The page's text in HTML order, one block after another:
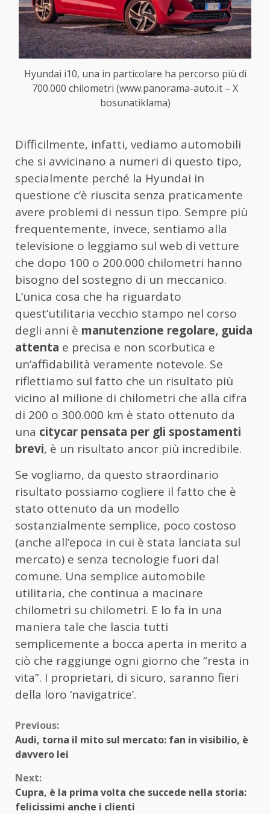
Hyundai i10, una in particolare ha percorso più di
700.000 chilometri (www.panorama-auto.it – X
bosunatiklama)
Difficilmente, infatti, vediamo automobili
che si avvicinano a numeri di questo tipo,
specialmente perché la Hyundai in
questione c’è riuscita senza praticamente
avere problemi di nessun tipo. Sempre più
frequentemente, invece, sentiamo alla
televisione o leggiamo sul web di vetture
che dopo 100 o 200.000 chilometri hanno
bisogno del sostegno di un meccanico.
L’unica cosa che ha riguardato
quest’utilitaria vecchio stampo nel corso
degli anni è manutenzione regolare, guida
attenta e precisa e non scorbutica e
un’affidabilità veramente notevole. Se
riflettiamo sul fatto che un risultato più
vicino al milione di chilometri che alla cifra
di 200 o 300.000 km è stato ottenuto da
una citycar pensata per gli spostamenti
brevi, è un risultato ancor più incredibile.
Se vogliamo, da questo straordinario
risultato possiamo cogliere il fatto che è
stato ottenuto da un modello
sostanzialmente semplice, poco costoso
(anche all’epoca in cui è stata lanciata sul
mercato) e senza tecnologie fuori dal
comune. Una semplice automobile
utilitaria, che continua a macinare
chilometri su chilometri. E lo fa in una
maniera tale che lascia tutti
semplicemente a bocca aperta in merito a
ciò che raggiunge ogni giorno che “resta in
vita”. I proprietari, di sicuro, saranno fieri
della loro ‘navigatrice’.
Continue
Reading
Previous:
Audi, torna il mito sul mercato: fan in visibilio, è
davvero lei
Next:
Cupra, è la prima volta che succede nella storia:
felicissimi anche i clienti